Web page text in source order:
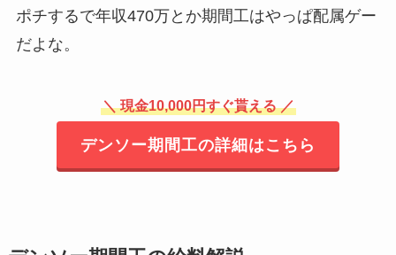
ポチするで年収470万とか期間工はやっぱ配属ゲー
だよな。
＼ 現金10,000円すぐ貰える ／
デンソー期間工の詳細はこちら